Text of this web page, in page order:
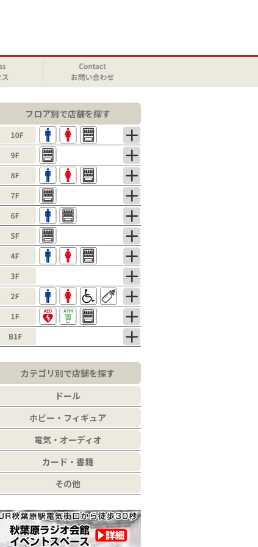
フロア別で店舗を探す
カテゴリ別で店舗を探す
ドール
ホビー・フィギュア
電気・オーディオ
カード・書籍
その他